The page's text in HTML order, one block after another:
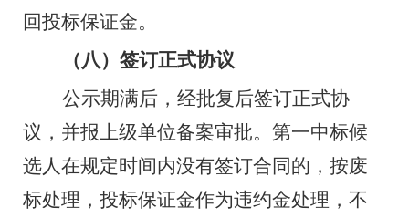
回投标保证金。
（八）签订正式协议
公示期满后，经批复后签订正式协
议，并报上级单位备案审批。第一中标候
选人在规定时间内没有签订合同的，按废
标处理，投标保证金作为违约金处理，不